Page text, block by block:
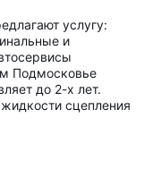
услугу:
и
Подмосковье
до 2-х лет.
сцепления